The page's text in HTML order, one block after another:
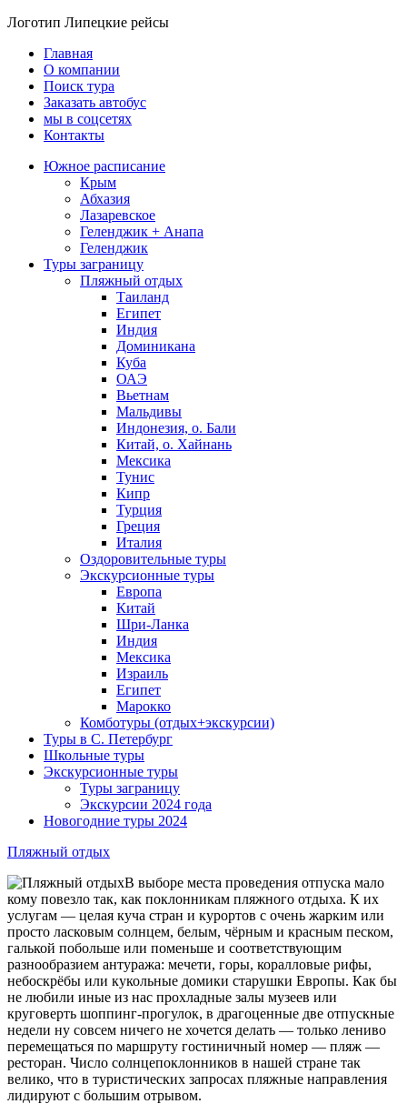
Логотип Липецкие рейсы
Главная
О компании
Поиск тура
Заказать автобус
мы в соцсетях
Контакты
Южное расписание
Крым
Абхазия
Лазаревское
Геленджик + Анапа
Геленджик
Туры заграницу
Пляжный отдых
Таиланд
Египет
Индия
Доминикана
Куба
ОАЭ
Вьетнам
Мальдивы
Индонезия, о. Бали
Китай, о. Хайнань
Мексика
Тунис
Кипр
Турция
Греция
Италия
Оздоровительные туры
Экскурсионные туры
Европа
Китай
Шри-Ланка
Индия
Мексика
Израиль
Египет
Марокко
Комботуры (отдых+экскурсии)
Туры в С. Петербург
Школьные туры
Экскурсионные туры
Туры заграницу
Экскурсии 2024 года
Новогодние туры 2024
Пляжный отдых
В выборе места проведения отпуска мало
кому повезло так, как поклонникам пляжного отдыха. К их
услугам — целая куча стран и курортов с очень жарким или
просто ласковым солнцем, белым, чёрным и красным песком,
галькой побольше или поменьше и соответствующим
разнообразием антуража: мечети, горы, коралловые рифы,
небоскрёбы или кукольные домики старушки Европы. Как бы
не любили иные из нас прохладные залы музеев или
круговерть шоппинг-прогулок, в драгоценные две отпускные
недели ну совсем ничего не хочется делать — только лениво
перемещаться по маршруту гостиничный номер — пляж —
ресторан. Число солнцепоклонников в нашей стране так
велико, что в туристических запросах пляжные направления
лидируют с большим отрывом.